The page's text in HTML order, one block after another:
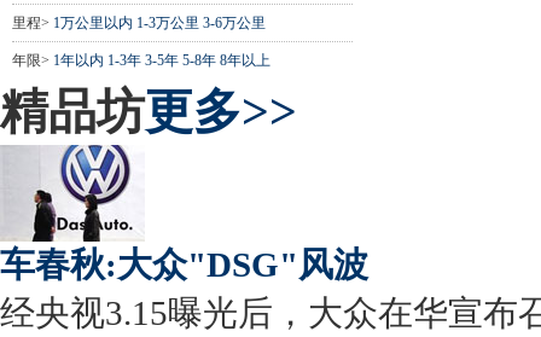
里程> 1万公里以内 1-3万公里 3-6万公里
年限> 1年以内 1-3年 3-5年 5-8年 8年以上
精品坊更多>>
车春秋:大众"DSG"风波
经央视3.15曝光后，大众在华宣布